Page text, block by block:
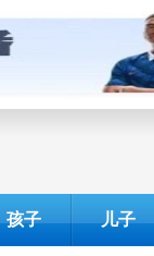
孩子 儿子